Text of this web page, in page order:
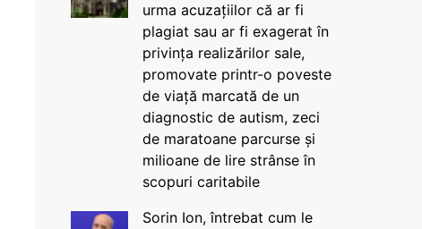
urma acuzațiilor că ar fi
plagiat sau ar fi exagerat în
privința realizărilor sale,
promovate printr-o poveste
de viață marcată de un
diagnostic de autism, zeci
de maratoane parcurse și
milioane de lire strânse în
scopuri caritabile
Sorin Ion, întrebat cum le